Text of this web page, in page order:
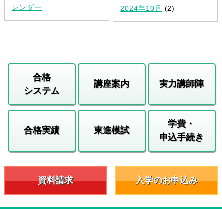
レンダー
2024年10月 (2)
合格
システム
講座案内 実力講師陣
合格実績 東進模試
学費・
申込手続き
資料請求 入学のお申込み